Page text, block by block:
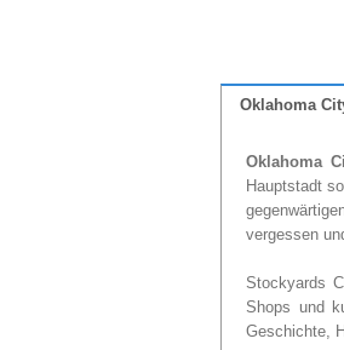
Oklahoma
Oklahoma
Hauptstadt
vergessen
Stockyards
Shops und
Geschichte,